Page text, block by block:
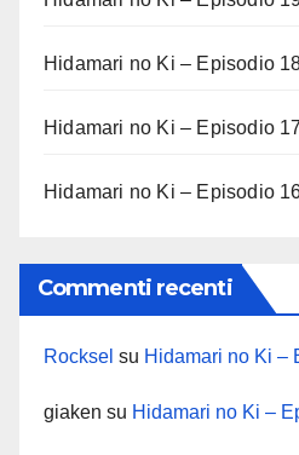
Hidamari no Ki – Episodio
Hidamari no Ki – Episodio 17
Hidamari no Ki – Episodio
Commenti recenti
Rocksel su Hidamari no Ki –
giaken su Hidamari no Ki –